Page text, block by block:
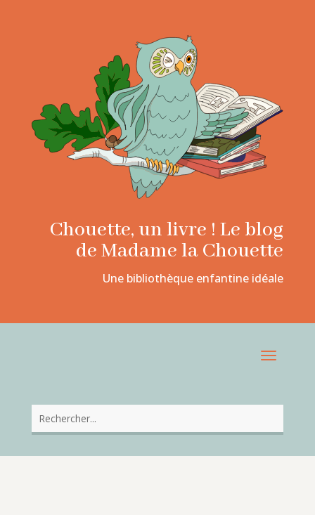
Chouette, un livre ! Le blog
de Madame la Chouette
Une bibliothèque enfantine idéale